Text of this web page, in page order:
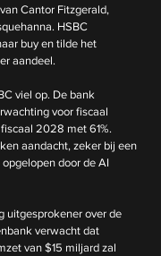
Cantor Fitzgerald,
HSBC
buy en tilde het
aandeel.
viel op. De bank
voor fiscaal
2028 met 61%.
aandacht, zeker bij een
door de AI
uitgesprokener over de
verwacht dat
van $15 miljard zal